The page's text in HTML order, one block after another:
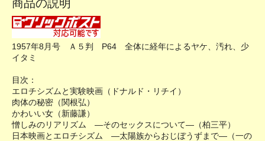
商品の説明
1957年8月号 Ａ５判 P64 全体に経年によるヤケ、汚れ、少
イタミ
目次：
エロチシズムと実験映画（ドナルド・リチイ）
肉体の秘密（関根弘）
かわいい女（新藤謙）
憎しみのリアリズム ―そのセックスについて―（柏三平）
日本映画とエロチシズム ―太陽族からおじぼうずまで―（一の